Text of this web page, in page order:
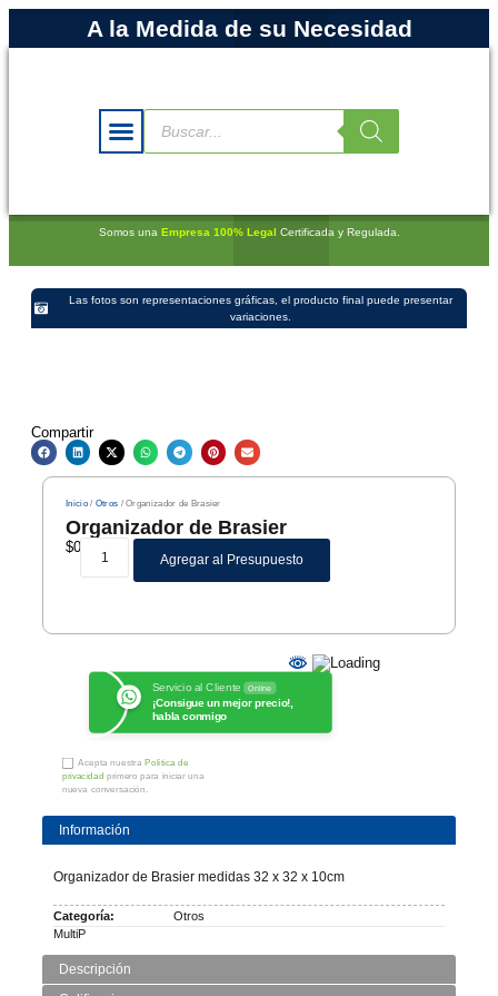
A la Medida de su Necesidad
Somos una Empresa 100% Legal Certificada y Regulada.
Las fotos son representaciones gráficas, el producto final puede presentar
variaciones.
Compartir
Inicio/ Otros / Organizador de Brasier
Organizador de Brasier
$0
Agregar al Presupuesto
Servicio al Cliente Online
¡Consigue un mejor precio!,
habla conmigo
Acepta nuestraPolítica de
privacidad primero para iniciar una
nueva conversación.
Información
Descripción
Organizador de Brasier medidas 32 x 32 x 10cm
Categoría:
Otros
MultiP